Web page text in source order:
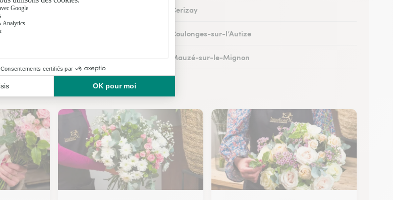
Fleuristes à Cerizay
Fleuristes à Coulonges-sur-l’Autize
Fleuristes à Mauzé-sur-le-Mignon
Nos fleuristes à Chauray